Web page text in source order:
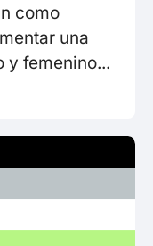
como
una
y femenino...